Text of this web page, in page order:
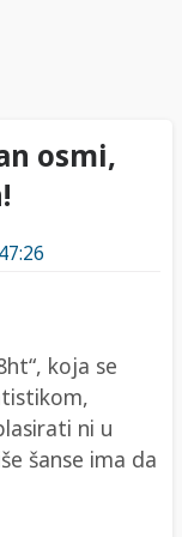
osmi,
koja se
ni u
šanse ima da